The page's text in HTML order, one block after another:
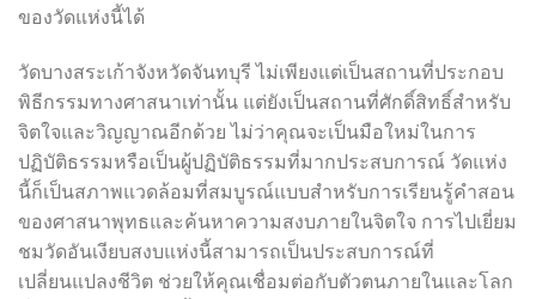
ของวัดแห่งนี้ได้
วัดบางสระเก้าจังหวัดจันทบุรี ไม่เพียงแต่เป็นสถานที่ประกอบ
พิธีกรรมทางศาสนาเท่านั้น แต่ยังเป็นสถานที่ศักดิ์สิทธิ์สำหรับ
จิตใจและวิญญาณอีกด้วย ไม่ว่าคุณจะเป็นมือใหม่ในการ
ปฏิบัติธรรมหรือเป็นผู้ปฏิบัติธรรมที่มากประสบการณ์ วัดแห่ง
นี้ก็เป็นสภาพแวดล้อมที่สมบูรณ์แบบสำหรับการเรียนรู้คำสอน
ของศาสนาพุทธและค้นหาความสงบภายในจิตใจ การไปเยี่ยม
ชมวัดอันเงียบสงบแห่งนี้สามารถเป็นประสบการณ์ที่
เปลี่ยนแปลงชีวิต ช่วยให้คุณเชื่อมต่อกับตัวตนภายในและโลก